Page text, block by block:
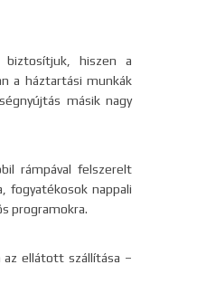
biztosítjuk, hiszen a
a háztartási munkák
másik nagy
rámpával felszerelt
fogyatékosok nappali
programokra.
ellátott szállítása –